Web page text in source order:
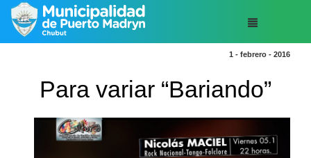
1 - febrero - 2016
Para variar “Bariando”